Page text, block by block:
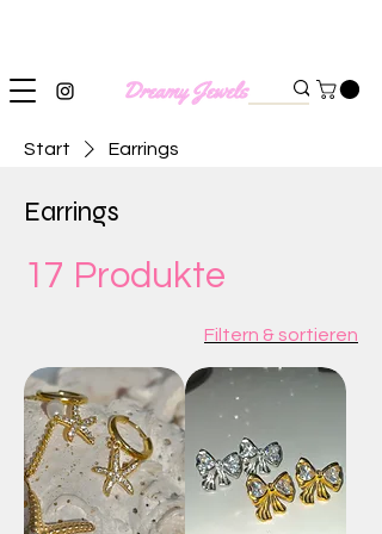
Start Earrings
Earrings
17 Produkte
Filtern & sortieren